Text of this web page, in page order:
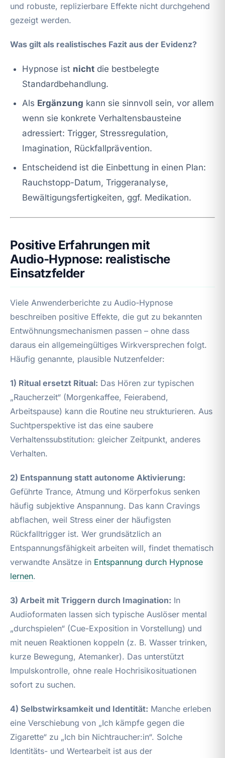
und robuste, replizierbare Effekte nicht durchgehend
gezeigt werden.
Was gilt als realistisches Fazit aus der Evidenz?
Hypnose ist nicht die bestbelegte
Standardbehandlung.
Als Ergänzung kann sie sinnvoll sein, vor allem
wenn sie konkrete Verhaltensbausteine
adressiert: Trigger, Stressregulation,
Imagination, Rückfallprävention.
Entscheidend ist die Einbettung in einen Plan:
Rauchstopp-Datum, Triggeranalyse,
Bewältigungsfertigkeiten, ggf. Medikation.
Positive Erfahrungen mit
Audio‑Hypnose: realistische
Einsatzfelder
Viele Anwenderberichte zu Audio‑Hypnose
beschreiben positive Effekte, die gut zu bekannten
Entwöhnungsmechanismen passen – ohne dass
daraus ein allgemeingültiges Wirkversprechen folgt.
Häufig genannte, plausible Nutzenfelder:
1) Ritual ersetzt Ritual: Das Hören zur typischen
„Raucherzeit“ (Morgenkaffee, Feierabend,
Arbeitspause) kann die Routine neu strukturieren. Aus
Suchtperspektive ist das eine saubere
Verhaltenssubstitution: gleicher Zeitpunkt, anderes
Verhalten.
2) Entspannung statt autonome Aktivierung:
Geführte Trance, Atmung und Körperfokus senken
häufig subjektive Anspannung. Das kann Cravings
abflachen, weil Stress einer der häufigsten
Rückfalltrigger ist. Wer grundsätzlich an
Entspannungsfähigkeit arbeiten will, findet thematisch
verwandte Ansätze in Entspannung durch Hypnose
lernen.
3) Arbeit mit Triggern durch Imagination: In
Audioformaten lassen sich typische Auslöser mental
„durchspielen“ (Cue-Exposition in Vorstellung) und
mit neuen Reaktionen koppeln (z. B. Wasser trinken,
kurze Bewegung, Atemanker). Das unterstützt
Impulskontrolle, ohne reale Hochrisikosituationen
sofort zu suchen.
4) Selbstwirksamkeit und Identität: Manche erleben
eine Verschiebung von „Ich kämpfe gegen die
Zigarette“ zu „Ich bin Nichtraucher:in“. Solche
Identitäts- und Wertearbeit ist aus der